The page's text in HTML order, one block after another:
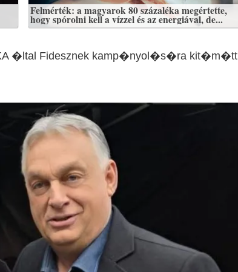
Felmérték: a magyarok 80 százaléka megértette,
hogy spórolni kell a vízzel és az energiával, de...
�ltal Fidesznek kamp�nyol�s�ra kit�m�tt